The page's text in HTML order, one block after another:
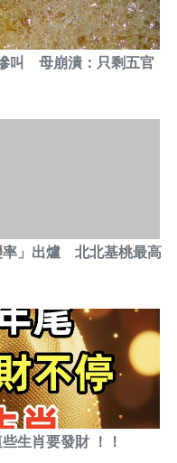
叫 母崩潰：只剩五官
率」出爐 北北基桃最高
生肖要發財 ！！